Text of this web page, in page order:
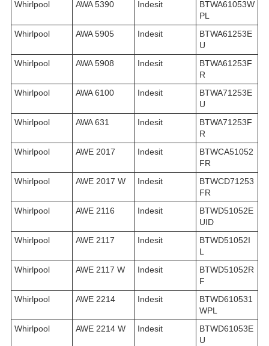
Whirlpool
AWA 5390 Indesit
BTWA61053W
PL
Whirlpool
AWA 5905 Indesit
BTWA61253E
U
Whirlpool
AWA 5908 Indesit
BTWA61253F
R
Whirlpool
AWA 6100 Indesit
BTWA71253E
U
Whirlpool
AWA 631 Indesit
BTWA71253F
R
Whirlpool
AWE 2017 Indesit
BTWCA51052
FR
Whirlpool
AWE 2017 W Indesit
BTWCD71253
FR
Whirlpool
AWE 2116 Indesit
BTWD51052E
UID
Whirlpool
AWE 2117 Indesit
BTWD51052I
L
Whirlpool
AWE 2117 W Indesit
BTWD51052R
F
Whirlpool
AWE 2214 Indesit
BTWD610531
WPL
Whirlpool
AWE 2214 W Indesit
BTWD61053E
U